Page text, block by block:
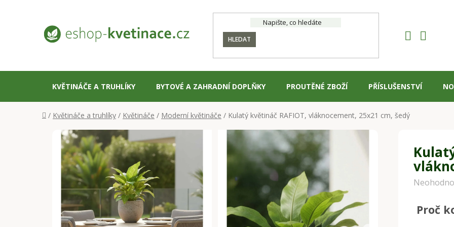
HLEDAT
KVĚTINÁČE A TRUHLÍKY BYTOVÉ A ZAHRADNÍ DOPLŇKY PROUTĚNÉ ZBOŽÍ PŘÍSLUŠENSTVÍ
Domů
/ Květináče a truhlíky / Květináče / Moderní květináče / Kulatý květináč RAFIOT, vláknocement, 25x21 cm, šedý
Průměrné
produktu
Proč